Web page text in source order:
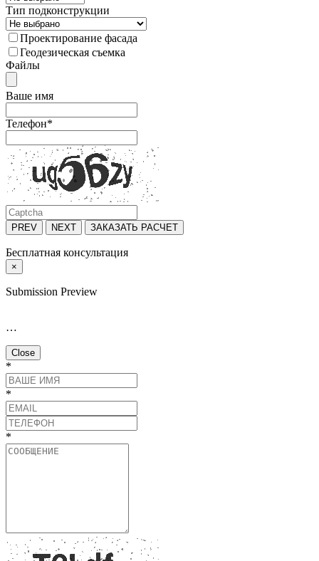
Тип подконструкции
Проектирование фасада
Геодезическая съемка
Файлы
Ваше имя
Телефон*
PREV NEXT ЗАКАЗАТЬ РАСЧЕТ
Бесплатная консультация
×
Submission Preview
…
Close
*
*
*